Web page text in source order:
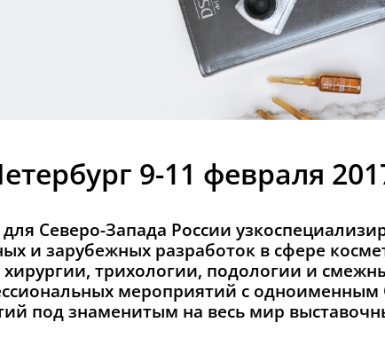
9-11 февраля
Северо-Запада России
и зарубежных разработок в сфере
трихологии, подологии и
мероприятий с
под знаменитым на весь мир